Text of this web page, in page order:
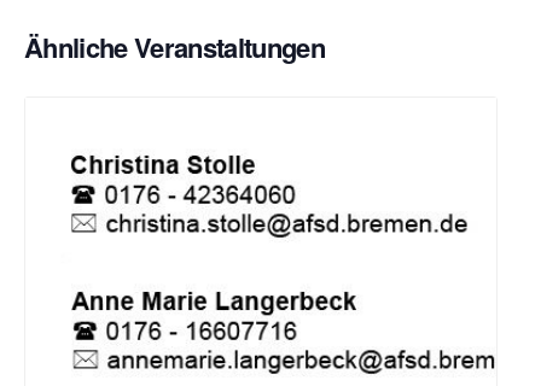
Ähnliche Veranstaltungen